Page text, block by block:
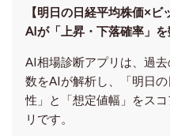
【明日の⽇経平均株価×
AIが「上昇・下落確率」
AI相場診断アプリは、過
数をAIが解析し、「明日
性」と「想定値幅」をス
リです。